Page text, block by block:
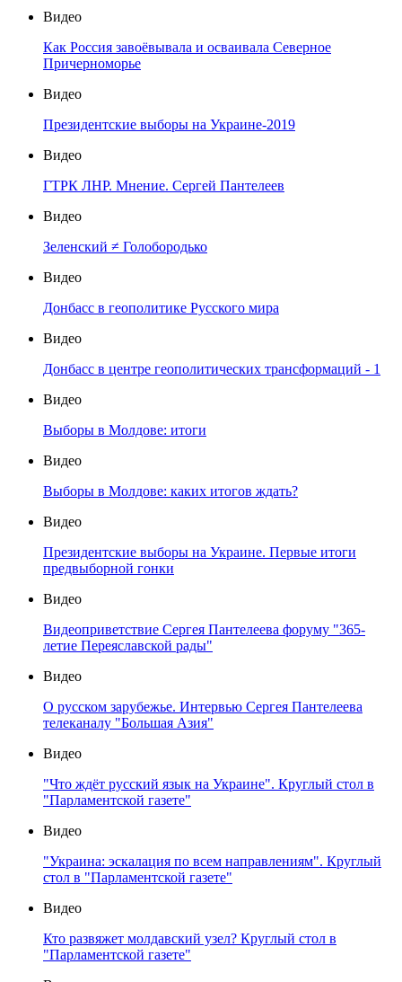
Видео
Как Россия завоёвывала и осваивала Северное
Причерноморье
Видео
Президентские выборы на Украине-2019
Видео
ГТРК ЛНР. Мнение. Сергей Пантелеев
Видео
Зеленский ≠ Голобородько
Видео
Донбасс в геополитике Русского мира
Видео
Донбасс в центре геополитических трансформаций - 1
Видео
Выборы в Молдове: итоги
Видео
Выборы в Молдове: каких итогов ждать?
Видео
Президентские выборы на Украине. Первые итоги
предвыборной гонки
Видео
Видеоприветствие Сергея Пантелеева форуму "365-
летие Переяславской рады"
Видео
О русском зарубежье. Интервью Сергея Пантелеева
телеканалу "Большая Азия"
Видео
"Что ждёт русский язык на Украине". Круглый стол в
"Парламентской газете"
Видео
"Украина: эскалация по всем направлениям". Круглый
стол в "Парламентской газете"
Видео
Кто развяжет молдавский узел? Круглый стол в
"Парламентской газете"